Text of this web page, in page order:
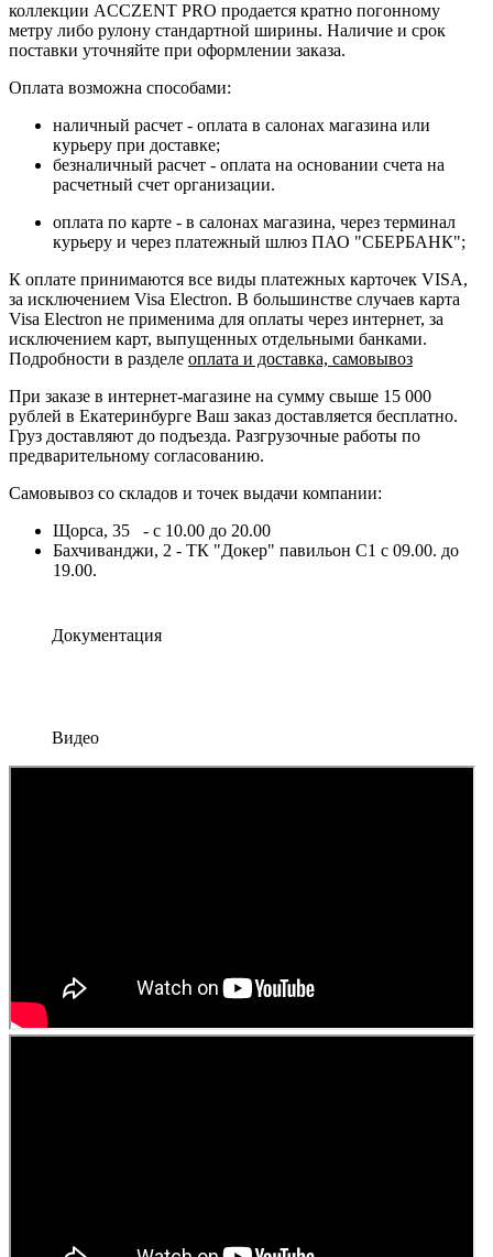
коллекции ACCZENT PRO продается кратно погонному
метру либо рулону стандартной ширины. Наличие и срок
поставки уточняйте при оформлении заказа.
Оплата возможна способами:
наличный расчет - оплата в салонах магазина или
курьеру при доставке;
безналичный расчет - оплата на основании счета на
расчетный счет организации.
оплата по карте - в салонах магазина, через терминал
курьеру и через платежный шлюз ПАО "СБЕРБАНК";
К оплате принимаются все виды платежных карточек VISA,
за исключением Visa Electron. В большинстве случаев карта
Visa Electron не применима для оплаты через интернет, за
исключением карт, выпущенных отдельными банками.
Подробности в разделе оплата и доставка, самовывоз
При заказе в интернет-магазине на сумму свыше 15 000
рублей в Екатеринбурге Ваш заказ доставляется бесплатно.
Груз доставляют до подъезда. Разгрузочные работы по
предварительному согласованию.
Самовывоз со складов и точек выдачи компании:
Щорса, 35 - с 10.00 до 20.00
Бахчиванджи, 2 - ТК "Докер" павильон С1 с 09.00. до
19.00.
Документация
Видео